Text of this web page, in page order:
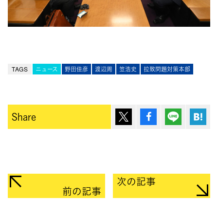
TAGS ニュース 野田佳彦 渡辺周 笠浩史 拉致問題対策本部
Share ポスト シェア Lineで送
前の記事
次の記事